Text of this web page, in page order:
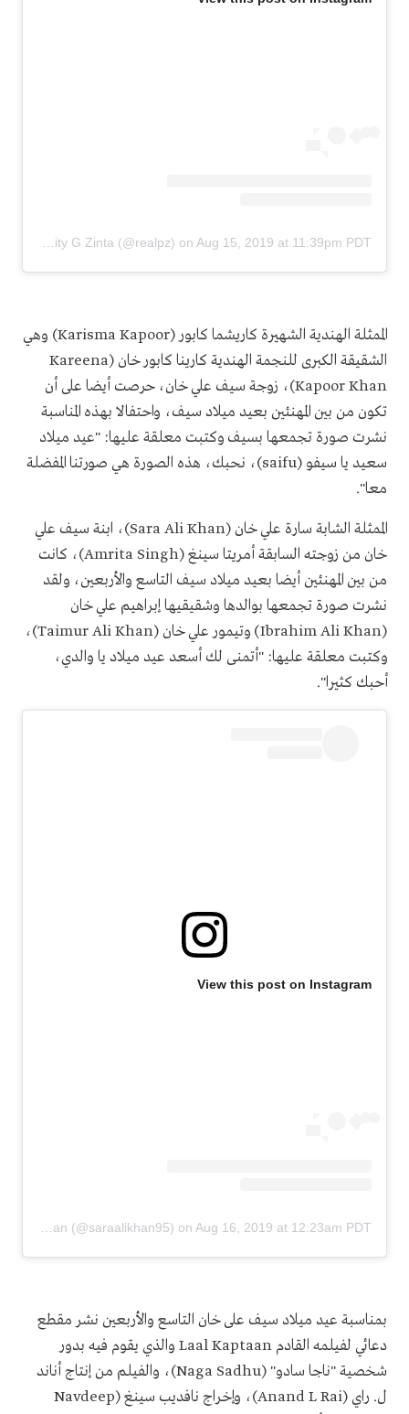
A post shared by Preity G Zinta (@realpz) onAug 15, 2019 at 11:39pm PDT
الممثلة الهندية الشهيرة كاريشما كابور (Karisma Kapoor) وهي
الشقيقة الكبرى للنجمة الهندية كارينا كابور خان (Kareena
Kapoor Khan)، زوجة سيف علي خان، حرصت أيضا على أن
تكون من بين المهنئين بعيد ميلاد سيف، واحتفالا بهذه المناسبة
نشرت صورة تجمعها بسيف وكتبت معلقة عليها: "عيد ميلاد
سعيد يا سيفو (saifu)، نحبك، هذه الصورة هي صورتنا المفضلة
معا".
الممثلة الشابة سارة علي خان (Sara Ali Khan)، ابنة سيف علي
خان من زوجته السابقة أمريتا سينغ (Amrita Singh)، كانت
من بين المهنئين أيضا بعيد ميلاد سيف التاسع والأربعين، ولقد
نشرت صورة تجمعها بوالدها وشقيقيها إبراهيم علي خان
(Ibrahim Ali Khan) وتيمور علي خان (Taimur Ali Khan)،
وكتبت معلقة عليها: "أتمنى لك أسعد عيد ميلاد يا والدي،
أحبك كثيرا".
View this post on Instagram
A post shared by Sara Ali Khan (@saraalikhan95) onAug 16, 2019 at 12:23am PDT
بمناسبة عيد ميلاد سيف على خان التاسع والأربعين نشر مقطع
دعائي لفيلمه القادم Laal Kaptaan والذي يقوم فيه بدور
شخصية "ناجا سادو" (Naga Sadhu)، والفيلم من إنتاج أناند
ل. راي (Anand L Rai)، وإخراج نافديب سينغ (Navdeep